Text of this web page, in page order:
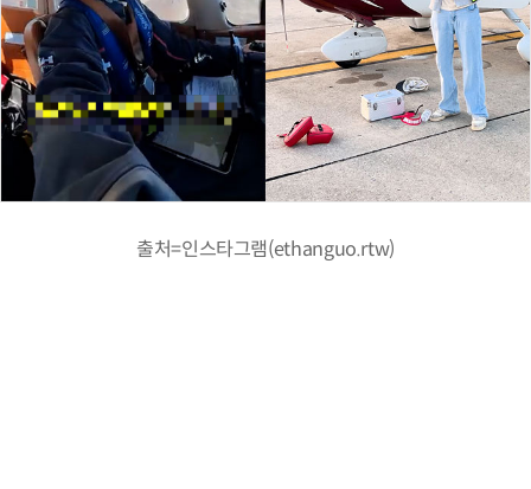
출처=인스타그램(ethanguo.rtw)